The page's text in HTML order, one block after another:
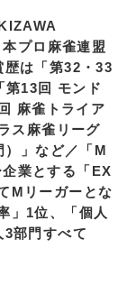
プロ麻雀連盟
歴は「第32・33
第13回 モンド
麻雀トライア
ス麻雀リーグ
」など／「M
業とする「EX
Mリーガーとな
」1位、「個人
部門すべて